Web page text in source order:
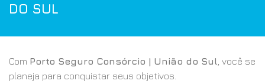
DO SUL
Com Porto Seguro Consórcio | União do Sul , você se
planeja para conquistar seus objetivos.